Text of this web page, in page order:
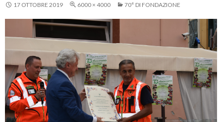
17 OTTOBRE 2019 6000 × 4000 70° DI FONDAZIONE